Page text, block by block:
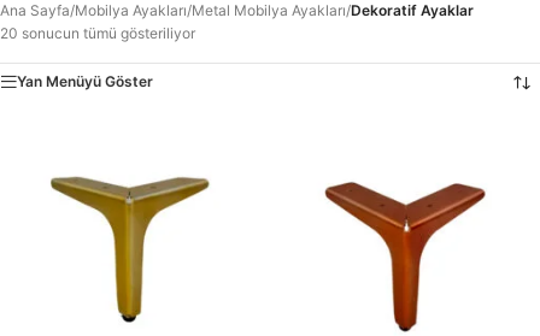
Ana Sayfa/Mobilya Ayakları/Metal Mobilya Ayakları/Dekoratif Ayaklar
20 sonucun tümü gösteriliyor
Yan Menüyü Göster